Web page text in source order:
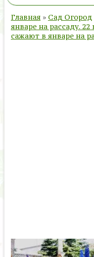
Главная » Сад Огород
январе на рассаду.
сажают в январе на